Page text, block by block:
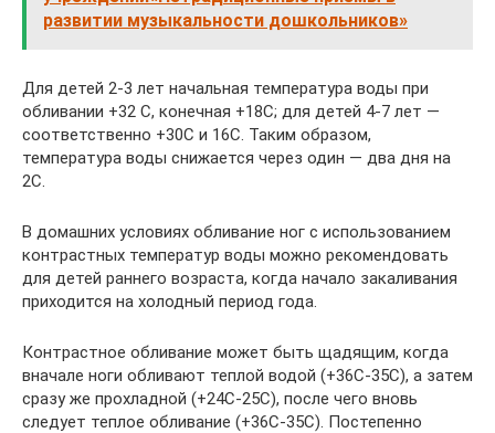
развитии музыкальности дошкольников»
Для детей 2-3 лет начальная температура воды при
обливании +32 С, конечная +18С; для детей 4-7 лет —
соответственно +30С и 16С. Таким образом,
температура воды снижается через один — два дня на
2С.
В домашних условиях обливание ног с использованием
контрастных температур воды можно рекомендовать
для детей раннего возраста, когда начало закаливания
приходится на холодный период года.
Контрастное обливание может быть щадящим, когда
вначале ноги обливают теплой водой (+36С-35С), а затем
сразу же прохладной (+24С-25С), после чего вновь
следует теплое обливание (+36С-35С). Постепенно